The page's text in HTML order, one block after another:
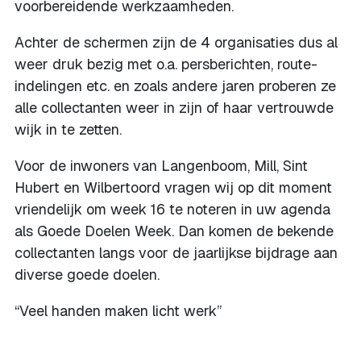
voorbereidende werkzaamheden.
Achter de schermen zijn de 4 organisaties dus al
weer druk bezig met o.a. persberichten, route-
indelingen etc. en zoals andere jaren proberen ze
alle collectanten weer in zijn of haar vertrouwde
wijk in te zetten.
Voor de inwoners van Langenboom, Mill, Sint
Hubert en Wilbertoord vragen wij op dit moment
vriendelijk om week 16 te noteren in uw agenda
als Goede Doelen Week. Dan komen de bekende
collectanten langs voor de jaarlijkse bijdrage aan
diverse goede doelen.
“Veel handen maken licht werk”